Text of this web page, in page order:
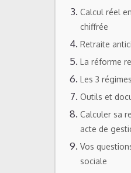
Calcul réel
chiffrée
Retraite
La réforme
Les 3
Outils et
Calculer sa
acte de
Vos
sociale